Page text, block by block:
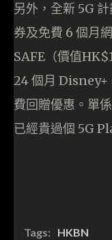
另外，全新 5G
券及免費 6 個月
SAFE（價值
24 個月 Disney+
費回贈優惠。單
已經貴過個 5G
Tags: HKBN